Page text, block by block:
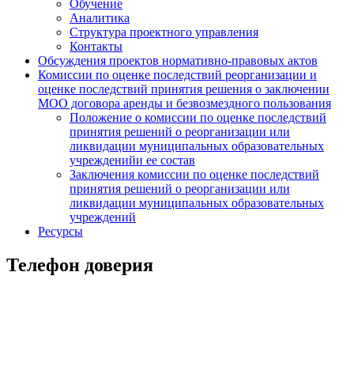
Обучение
Аналитика
Структура проектного управления
Контакты
Обсуждения проектов нормативно-правовых актов
Комиссии по оценке последствий реорганизации и
оценке последствий принятия решения о заключении
МОО договора аренды и безвозмездного пользования
Положение о комиссии по оценке последствий
принятия решений о реорганизации или
ликвидации муниципальных образовательных
учрежденийи ее состав
Заключения комиссии по оценке последствий
принятия решений о реорганизации или
ликвидации муниципальных образовательных
учреждений
Ресурсы
Телефон доверия